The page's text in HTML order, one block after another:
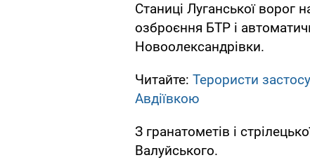
Станиці Луганської ворог
озброєння БТР і
Новоолександрівки.
Читайте: Терористи
Авдіївкою
З гранатометів і
Валуйського.